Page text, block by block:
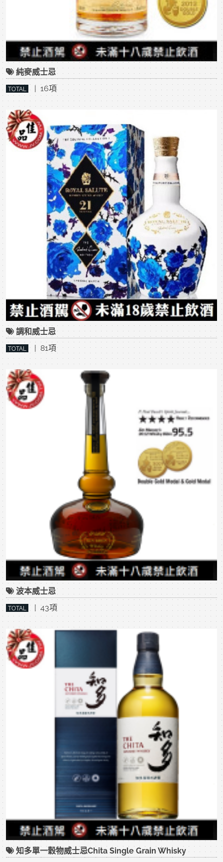
純麥威士忌
TOTAL | 16項
調和威士忌
TOTAL | 81項
波本威士忌
TOTAL | 43項
知多單一穀物威士忌Chita Single Grain Whisky